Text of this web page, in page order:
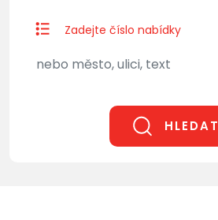
Zadejte číslo nabídky
HLEDAT